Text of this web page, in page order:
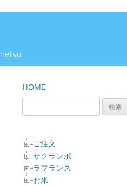
HOME
検
ご注文
サクランボ
ラフランス
お米